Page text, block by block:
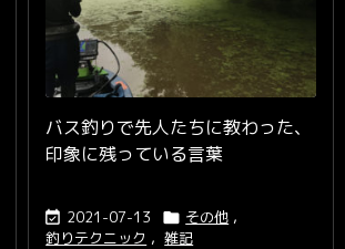
バス釣りで先人たちに教わった、
印象に残っている言葉
 2021-07-13  その他 ,
釣りテクニック , 雑記